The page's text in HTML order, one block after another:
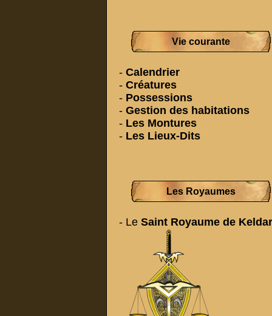
Vie courante
- Calendrier
- Créatures
- Possessions
- Gestion des habitations
- Les Montures
- Les Lieux-Dits
Les Royaumes
- Le Saint Royaume de Keldar